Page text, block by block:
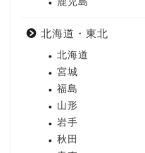
北海道・東北
北海道
宮城
福島
山形
岩手
秋田